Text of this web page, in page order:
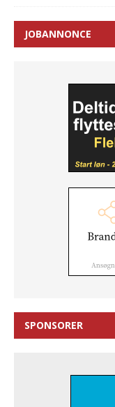
JOBANNONCE
SPONSORER